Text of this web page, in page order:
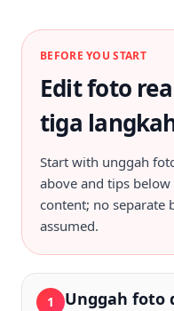
BEFORE YOU START
Edit foto
tiga
Start with unggah
above and tips
content; no separate
assumed.
1 Unggah foto